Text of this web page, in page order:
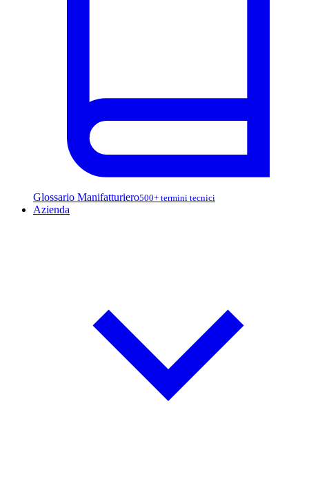
Glossario Manifatturiero500+ termini tecnici
Azienda